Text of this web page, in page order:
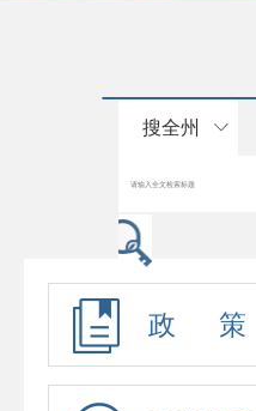
搜全州
政 策